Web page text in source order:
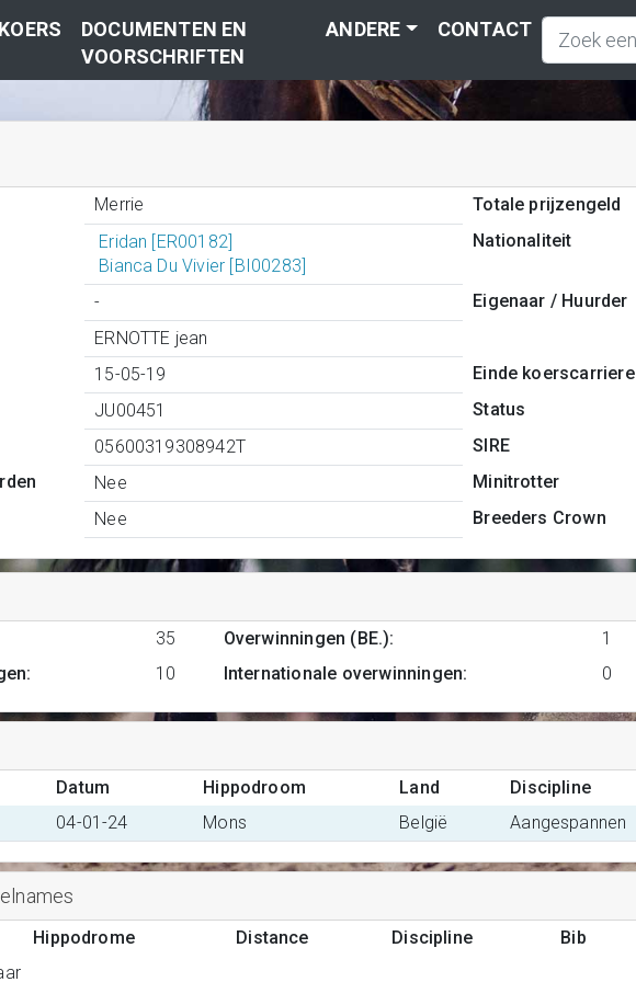
KOERS
DOCUMENTEN EN
VOORSCHRIFTEN
ANDERE CONTACT
Merrie Totale prijzengeld
Eridan [ER00182]
Bianca Du Vivier [BI00283]
Nationaliteit
- Eigenaar / Huurder
ERNOTTE jean
15-05-19 Einde koerscarriere
JU00451 Status
05600319308942T SIRE
Nee Minitrotter
Nee Breeders Crown
35
: 10
Overwinningen (BE.):
1
Internationale overwinningen: 0
Datum Hippodroom Land Discipline
04-01-24 Mons België Aangespannen
Hippodrome Distance Discipline Bib